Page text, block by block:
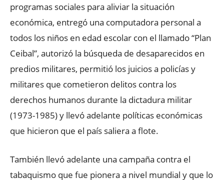
programas sociales para aliviar la situación
económica, entregó una computadora personal a
todos los niños en edad escolar con el llamado “Plan
Ceibal”, autorizó la búsqueda de desaparecidos en
predios militares, permitió los juicios a policías y
militares que cometieron delitos contra los
derechos humanos durante la dictadura militar
(1973-1985) y llevó adelante políticas económicas
que hicieron que el país saliera a flote.
También llevó adelante una campaña contra el
tabaquismo que fue pionera a nivel mundial y que lo